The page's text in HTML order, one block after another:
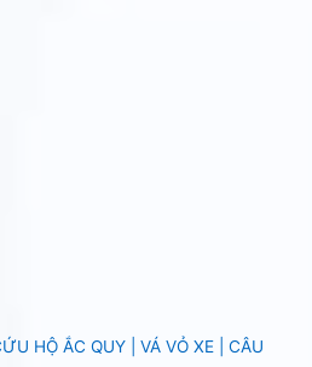
HỘ ẮC QUY | VÁ VỎ XE | CÂU